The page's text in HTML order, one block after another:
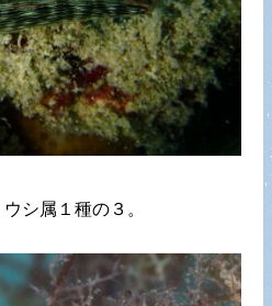
シ属１種の３。